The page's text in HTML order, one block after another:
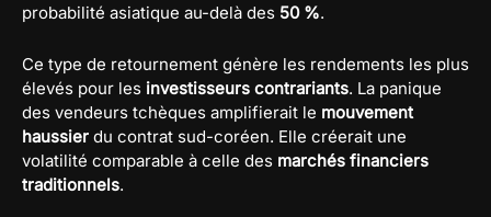
probabilité asiatique au-delà des 50 %.
Ce type de retournement génère les rendements les plus
élevés pour les investisseurs contrariants. La panique
des vendeurs tchèques amplifierait le mouvement
haussier du contrat sud-coréen. Elle créerait une
volatilité comparable à celle des marchés financiers
traditionnels.